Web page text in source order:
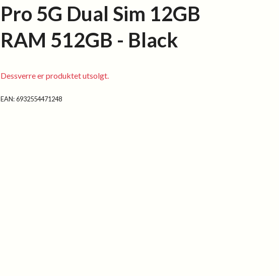
Pro 5G Dual Sim 12GB
RAM 512GB - Black
Dessverre er produktet utsolgt.
EAN:6932554471248